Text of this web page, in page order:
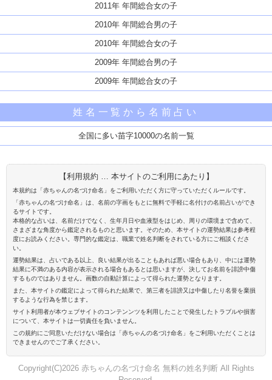
2011年 年間総合女の子
2010年 年間総合男の子
2010年 年間総合女の子
2009年 年間総合男の子
2009年 年間総合女の子
姓名一覧から名前占い
全国に多い苗字10000の名前一覧
【利用規約 … 本サイトのご利用にあたり】
本規約は「赤ちゃんの名づけ命名」をご利用いただく方に守っていただくルールです。
「赤ちゃんの名づけ命名」は、名前の字画をもとに無料で手軽に名付けの名前占いができ
るサイトです。
本格的な占いは、名前だけでなく、生年月日や血液型をはじめ、周りの環境まで含めて、
さまざまな角度から鑑定されるものと思います。そのため、本サイトの運勢結果は参考程
度にお読みください。専門的な鑑定は、職業で姓名判断をされている方にご相談くださ
い。
運勢結果は、占いである以上、良い結果が出ることもあれば悪い場合もあり、中には運勢
結果に不満のある内容が表示される場合もあるとは思いますが、決してお名前を誹謗中傷
するものではありません。画数の自動計算によって得られた運勢となります。
また、本サイトの鑑定によって得られた結果で、第三者を誹謗又は中傷したり名誉を棄損
するような行為を禁じます。
サイト利用者が本ウェブサイトのコンテンンツを利用したことで発生したトラブルや損害
について、本サイトは一切責任を負いません。
この規約にご同意いただけない場合は「赤ちゃんの名づけ命名」をご利用いただくことは
できませんのでご了承ください。
Copyright(C)2026 赤ちゃんの名づけ命名 無料の姓名判断 All Rights